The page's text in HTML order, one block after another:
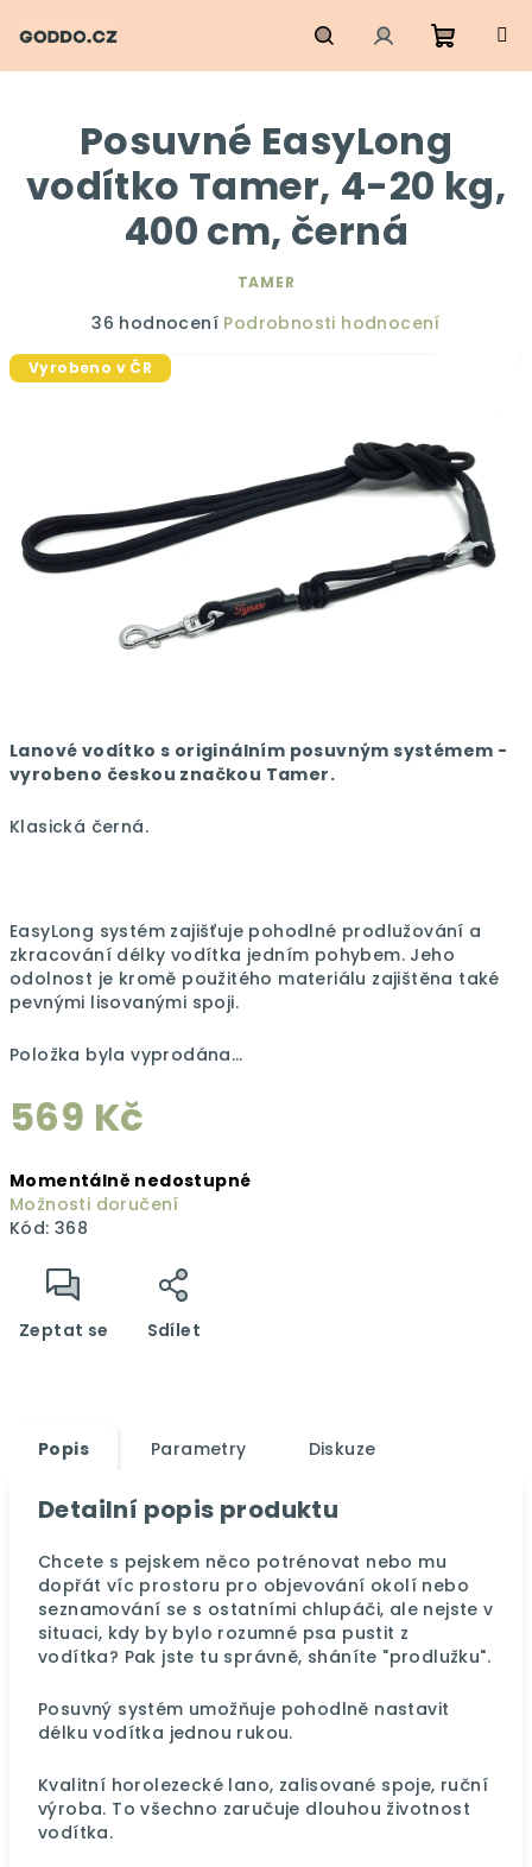
na
HledatPřihlášení
košík
Lanové vodítko s originálním posuvným systémem -
vyrobeno českou značkou Tamer.
Klasická černá.
EasyLong systém zajišťuje pohodlné prodlužování a
zkracování délky vodítka jedním pohybem. Jeho
odolnost je kromě použitého materiálu zajištěna také
pevnými lisovanými spoji.
Položka byla vyprodána…
569 Kč
cena:
Momentálně nedostupné
Možnosti doručení
Kód: 368
Zeptat se Sdílet
Posuvné EasyLong
vodítko Tamer, 4-20 kg,
400 cm, černá
TAMER
Průměrné
produktu
36 hodnocení Podrobnosti hodnocení
Vyrobeno v ČR
Popis Parametry Diskuze
Detailní popis produktu
Chcete s pejskem něco potrénovat nebo mu
dopřát víc prostoru pro objevování okolí nebo
seznamování se s ostatními chlupáči, ale nejste v
situaci, kdy by bylo rozumné psa pustit z
vodítka? Pak jste tu správně, sháníte "prodlužku".
Posuvný systém umožňuje pohodlně nastavit
délku vodítka jednou rukou.
Kvalitní horolezecké lano, zalisované spoje, ruční
výroba. To všechno zaručuje dlouhou životnost
vodítka.